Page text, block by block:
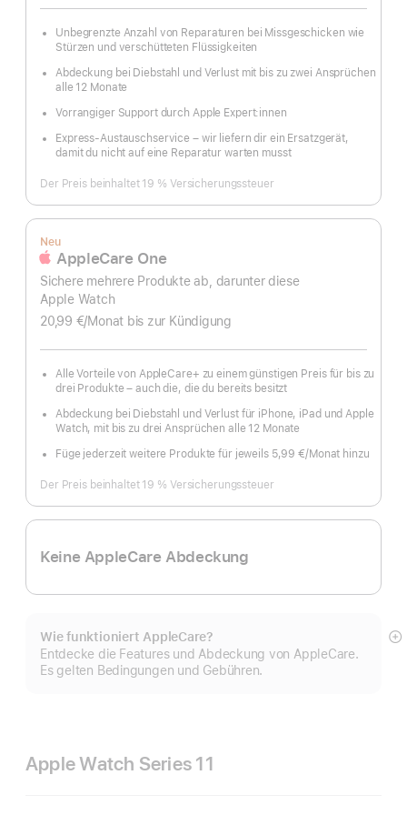
Unbegrenzte Anzahl von Reparaturen bei Missgeschicken wie
Stürzen und verschütteten Flüssigkeiten
Abdeckung bei Diebstahl und Verlust mit bis zu zwei Ansprüchen
alle 12 Monate
Vorrangiger Support durch Apple Expert:innen
Express-Austauschservice – wir liefern dir ein Ersatzgerät,
damit du nicht auf eine Reparatur warten musst
Der Preis beinhaltet 19 % Versicherungssteuer
Neu
AppleCare One
Sichere mehrere Produkte ab, darunter diese
Apple Watch
20,99 €/Monat pro
bis zur Kündigung
Alle Vorteile von AppleCare+ zu einem günstigen Preis für bis zu
drei Produkte – auch die, die du bereits besitzt
Abdeckung bei Diebstahl und Verlust für iPhone, iPad und Apple
Watch, mit bis zu drei Ansprüchen alle 12 Monate
Füge jederzeit weitere Produkte für jeweils 5,99 €/Monat hinzu
Der Preis beinhaltet 19 % Versicherungssteuer
Keine AppleCare Abdeckung
Wie funktioniert AppleCare?
Entdecke die Features und Abdeckung von AppleCare.
Es gelten Bedingungen und Gebühren.
Apple Watch Series 11